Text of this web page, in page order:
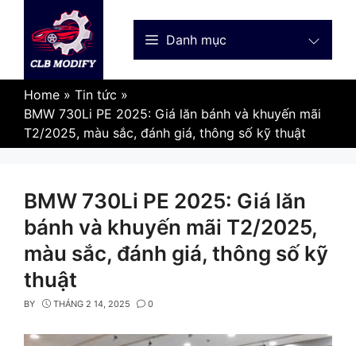
content
Danh mục
Home » Tin tức »
BMW 730Li PE 2025: Giá lăn bánh và khuyến mãi
T2/2025, màu sắc, đánh giá, thông số kỹ thuật
BMW 730Li PE 2025: Giá lăn
bánh và khuyến mãi T2/2025,
màu sắc, đánh giá, thông số kỹ
thuật
BY THÁNG 2 14, 2025 0